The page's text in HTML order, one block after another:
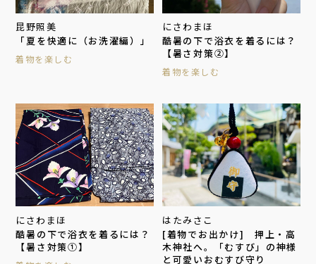
昆野照美
「夏を快適に（お洗濯編）」
着物を楽しむ
にさわまほ
酷暑の下で浴衣を着るには？
【暑さ対策②】
着物を楽しむ
にさわまほ
酷暑の下で浴衣を着るには？
【暑さ対策①】
はたみさこ
[着物でお出かけ] 押上・高
木神社へ。「むすび」の神様
と可愛いおむすび守り